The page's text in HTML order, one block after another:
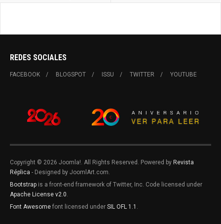
REDES SOCIALES
FACEBOOK BLOGSPOT ISSU TWITTER YOUTUBE
Copyright © 2026 Joomla!. All Rights Reserved. Powered by Revista
Réplica - Designed by JoomlArt.com.
Bootstrap is a front-end framework of Twitter, Inc. Code licensed under
Apache License v2.0.
Font Awesome font licensed under SIL OFL 1.1 .